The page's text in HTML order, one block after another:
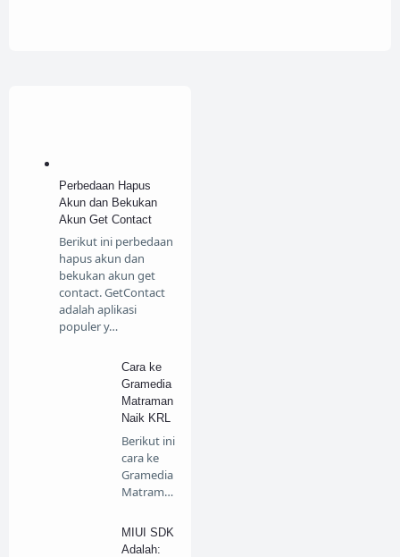
Perbedaan Hapus
Akun dan Bekukan
Akun Get Contact
Berikut ini perbedaan
hapus akun dan
bekukan akun get
contact. GetContact
adalah aplikasi
populer y…
Cara ke
Gramedia
Matraman
Naik KRL
Berikut ini
cara ke
Gramedia
Matrama
KRL. B…
MIUI SDK
Adalah: